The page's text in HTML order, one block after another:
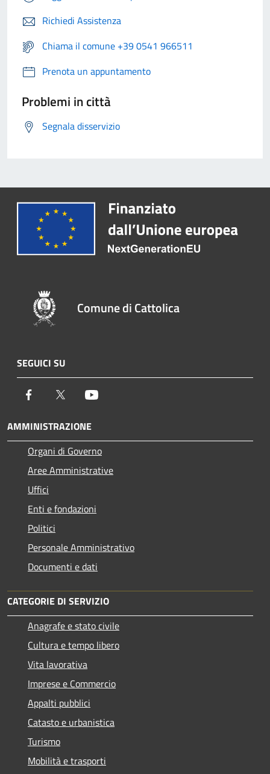
Richiedi Assistenza
Chiama il comune +39 0541 966511
Prenota un appuntamento
Problemi in città
Segnala disservizio
Comune di Cattolica
SEGUICI SU
Facebook Twitter
AMMINISTRAZIONE
Organi di Governo
Aree Amministrative
Uffici
Enti e fondazioni
Politici
Personale Amministrativo
Documenti e dati
CATEGORIE DI SERVIZIO
Anagrafe e stato civile
Cultura e tempo libero
Vita lavorativa
Imprese e Commercio
Appalti pubblici
Catasto e urbanistica
Turismo
Mobilità e trasporti